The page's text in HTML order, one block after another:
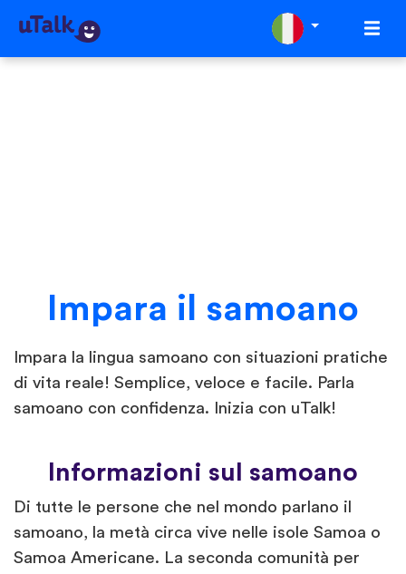
Impara il samoano
Impara la lingua samoano con situazioni pratiche
di vita reale! Semplice, veloce e facile. Parla
samoano con confidenza. Inizia con uTalk!
Informazioni sul samoano
Di tutte le persone che nel mondo parlano il
samoano, la metà circa vive nelle isole Samoa o
Samoa Americane. La seconda comunità per